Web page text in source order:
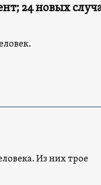
24 новых
Из них трое